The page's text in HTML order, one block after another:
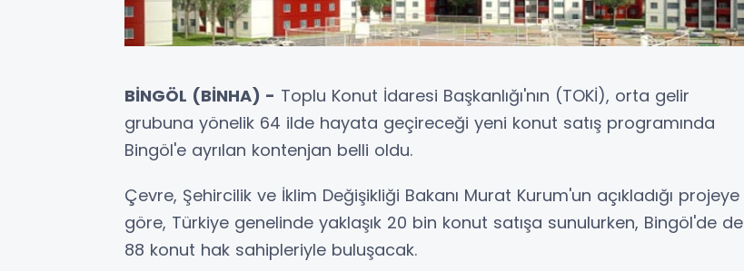
BİNGÖL (BİNHA) - Toplu Konut İdaresi Başkanlığı'nın (TOKİ), orta gelir
grubuna yönelik 64 ilde hayata geçireceği yeni konut satış programında
Bingöl'e ayrılan kontenjan belli oldu.
Çevre, Şehircilik ve İklim Değişikliği Bakanı Murat Kurum'un açıkladığı projeye
göre, Türkiye genelinde yaklaşık 20 bin konut satışa sunulurken, Bingöl'de de
88 konut hak sahipleriyle buluşacak.